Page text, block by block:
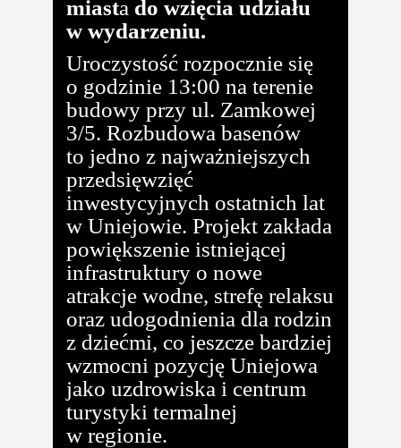
miasta do wzięcia udziału
w wydarzeniu.
Uroczystość rozpocznie się
o godzinie 13:00 na terenie
budowy przy ul. Zamkowej
3/5. Rozbudowa basenów
to jedno z najważniejszych
przedsięwzięć
inwestycyjnych ostatnich lat
w Uniejowie. Projekt zakłada
powiększenie istniejącej
infrastruktury o nowe
atrakcje wodne, strefę relaksu
oraz udogodnienia dla rodzin
z dziećmi, co jeszcze bardziej
wzmocni pozycję Uniejowa
jako uzdrowiska i centrum
turystyki termalnej
w regionie.